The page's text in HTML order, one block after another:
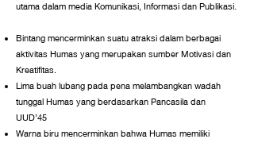
utama dalam media Komunikasi, Informasi dan Publikasi.
Bintang mencerminkan suatu atraksi dalam berbagai
aktivitas Humas yang merupakan sumber Motivasi dan
Kreatifitas.
Lima buah lubang pada pena melambangkan wadah
tunggal Humas yang berdasarkan Pancasila dan
UUD’45
Warna biru mencerminkan bahwa Humas memiliki